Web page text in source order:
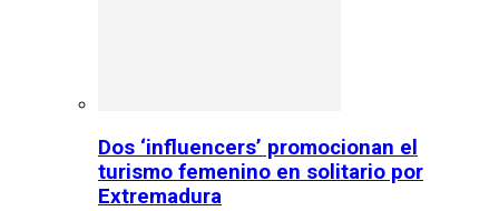
Dos ‘influencers’ promocionan el
turismo femenino en solitario por
Extremadura